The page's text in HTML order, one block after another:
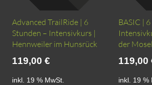
werden
Advanced TrailRide | 6
Stunden – Intensivkurs |
Hennweiler im Hunsrück
119,00 €
inkl. 19 % MwSt.
BASIC |
der Mosel
119,00
inkl. 19 %